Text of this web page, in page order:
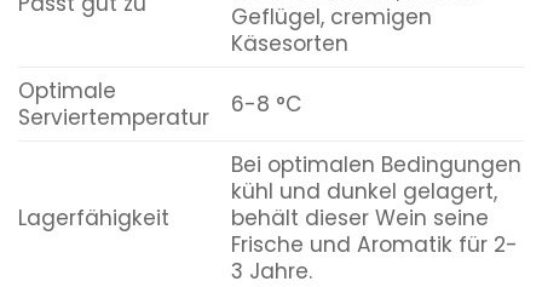
Geflügel, cremigen
Käsesorten
Optimale
Serviertemperatur
6-8 °C
Lagerfähigkeit
Bei optimalen Bedingungen
kühl und dunkel gelagert,
behält dieser Wein seine
Frische und Aromatik für 2-
3 Jahre.